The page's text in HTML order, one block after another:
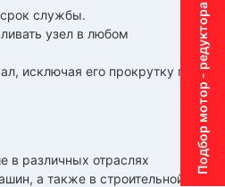
Подбор мотор - редуктора
срок службы.
узел в любом
исключая его прокрутку под
в различных отраслях
а также в строительной и